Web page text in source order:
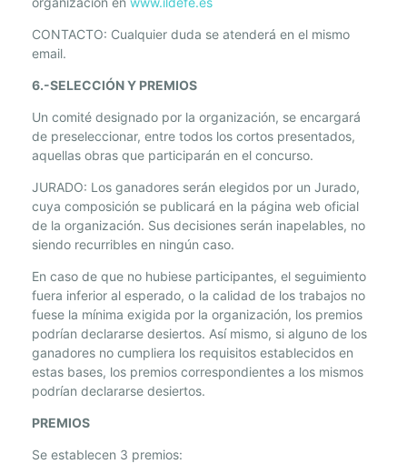
CONTACTO: Cualquier duda se atenderá en el mismo
email.
6.-SELECCIÓN Y PREMIOS
Un comité designado por la organización, se encargará
de preseleccionar, entre todos los cortos presentados,
aquellas obras que participarán en el concurso.
JURADO: Los ganadores serán elegidos por un Jurado,
cuya composición se publicará en la página web oficial
de la organización. Sus decisiones serán inapelables, no
siendo recurribles en ningún caso.
En caso de que no hubiese participantes, el seguimiento
fuera inferior al esperado, o la calidad de los trabajos no
fuese la mínima exigida por la organización, los premios
podrían declararse desiertos. Así mismo, si alguno de los
ganadores no cumpliera los requisitos establecidos en
estas bases, los premios correspondientes a los mismos
podrían declararse desiertos.
PREMIOS
Se establecen 3 premios: